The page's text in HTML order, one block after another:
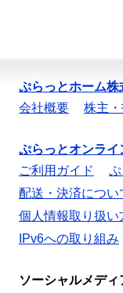
ぷらっとホーム株
会社概要
株主
ぷらっとオンライ
ご利用ガイド
配送・決済につい
個人情報取り扱い
IPv6への取り組み
ソーシャルメディ